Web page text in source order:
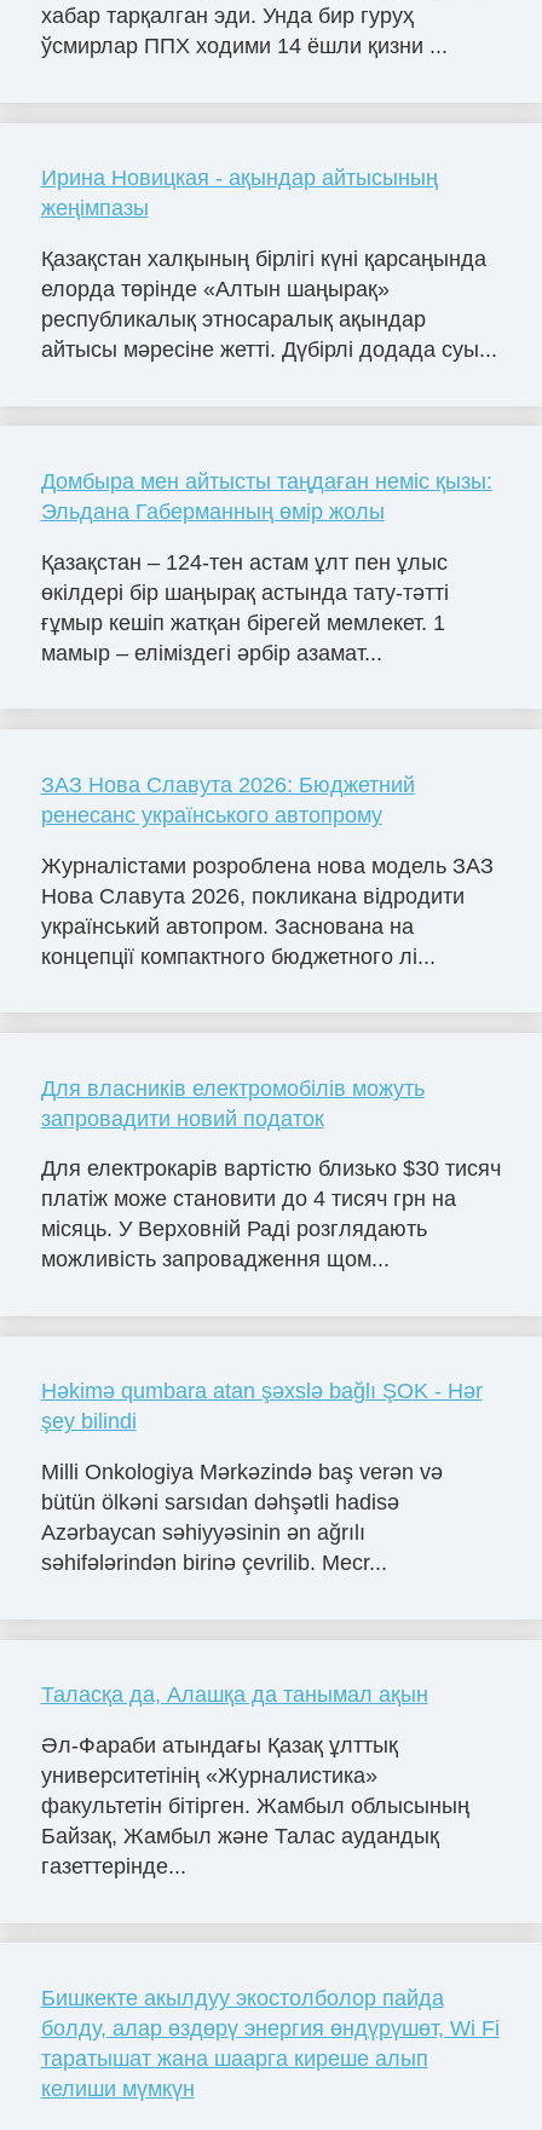
хабар тарқалган эди. Унда бир гуруҳ
ўсмирлар ППХ ходими 14 ёшли қизни ...
Ирина Новицкая - ақындар айтысының
жеңімпазы
Қазақстан халқының бірлігі күні қарсаңында
елорда төрінде «Алтын шаңырақ»
республикалық этносаралық ақындар
айтысы мәресіне жетті. Дүбірлі додада суы...
Домбыра мен айтысты таңдаған неміс қызы:
Эльдана Габерманның өмір жолы
Қазақстан – 124-тен астам ұлт пен ұлыс
өкілдері бір шаңырақ астында тату-тәтті
ғұмыр кешіп жатқан бірегей мемлекет. 1
мамыр – еліміздегі әрбір азамат...
ЗАЗ Нова Славута 2026: Бюджетний
ренесанс українського автопрому
Журналістами розроблена нова модель ЗАЗ
Нова Славута 2026, покликана відродити
український автопром. Заснована на
концепції компактного бюджетного лі...
Для власників електромобілів можуть
запровадити новий податок
Для електрокарів вартістю близько $30 тисяч
платіж може становити до 4 тисяч грн на
місяць. У Верховній Раді розглядають
можливість запровадження щом...
Həkimə qumbara atan şəxslə bağlı ŞOK - Hər
şey bilindi
Milli Onkologiya Mərkəzində baş verən və
bütün ölkəni sarsıdan dəhşətli hadisə
Azərbaycan səhiyyəsinin ən ağrılı
səhifələrindən birinə çevrilib. Mecr...
Таласқа да, Алашқа да танымал ақын
Әл-Фараби атындағы Қазақ ұлттық
университетінің «Журналистика»
факультетін бітірген. Жамбыл облысының
Байзақ, Жамбыл және Талас аудандық
газеттерінде...
Бишкекте акылдуу экостолболор пайда
болду, алар өздөрү энергия өндүрүшөт, Wi Fi
таратышат жана шаарга киреше алып
келиши мүмкүн